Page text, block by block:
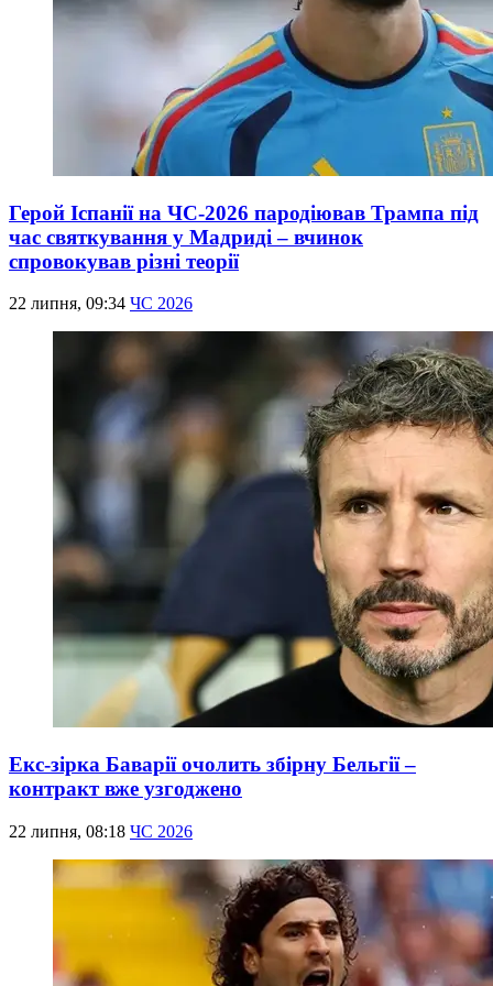
Герой Іспанії на ЧС-2026 пародіював Трампа під
час святкування у Мадриді – вчинок
спровокував різні теорії
22 липня, 09:34 ЧС 2026
Екс-зірка Баварії очолить збірну Бельгії –
контракт вже узгоджено
22 липня, 08:18 ЧС 2026